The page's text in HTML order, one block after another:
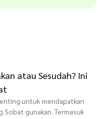
atau Sesudah? Ini
untuk mendapatkan
gunakan. Termasuk